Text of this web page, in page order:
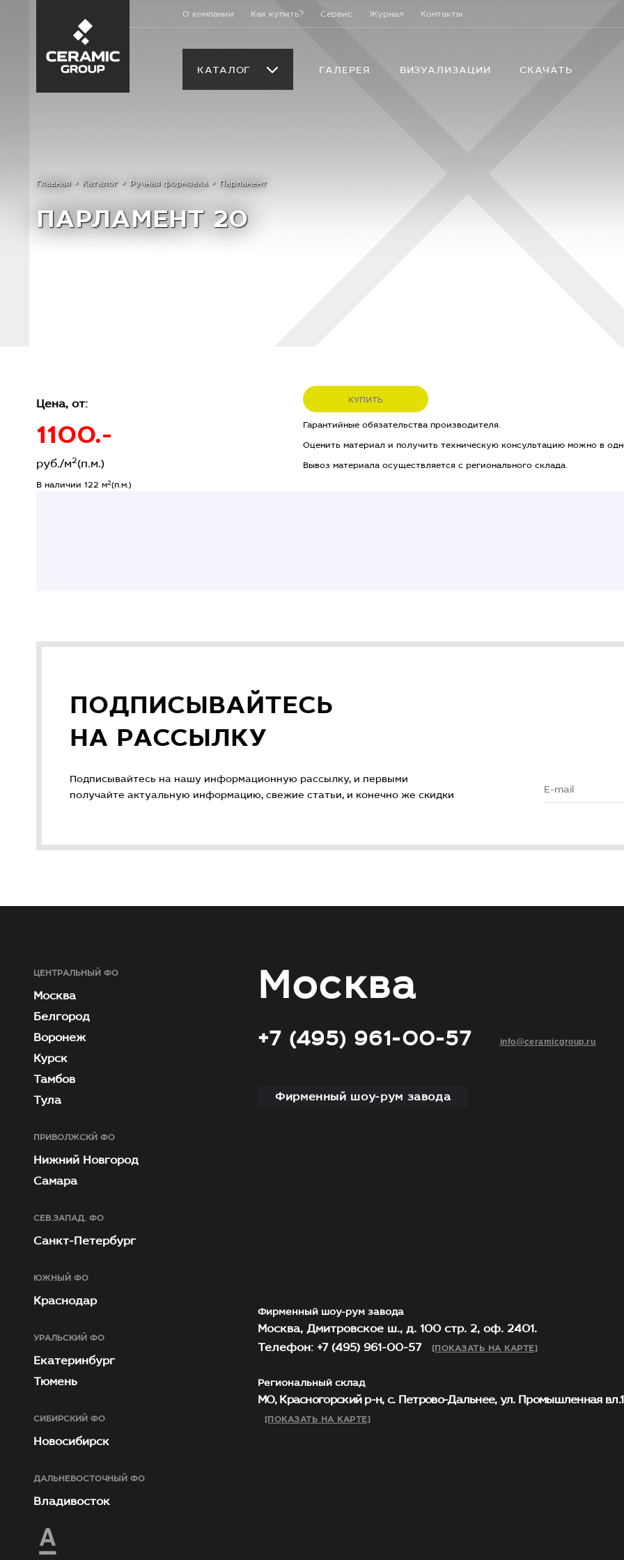
О компании Как купить? Сервис Журнал Контакты
КАТАЛОГ ГАЛЕРЕЯ ВИЗУАЛИЗАЦИИ СКАЧАТЬ
Главная Каталог Ручная формовка Парламент
ПАРЛАМЕНТ 20
Цена, от:
1100.-
руб./м2(п.м.)
В наличии 122 м2(п.м.)
КУПИТЬ
Гарантийные обязательства производителя.
Оценить материал и получить техническую консультацию можно в
Вывоз материала осуществляется с регионального склада.
ПОДПИСЫВАЙТЕСЬ
НА РАССЫЛКУ
Подписывайтесь на нашу информационную рассылку, и первыми
получайте актуальную информацию, свежие статьи, и конечно же скидки
ЦЕНТРАЛЬНЫЙ ФО
Москва
Белгород
Воронеж
Курск
Тамбов
Тула
ПРИВОЛЖСКЙ ФО
Нижний Новгород
Самара
СЕВ.ЗАПАД. ФО
Санкт-Петербург
ЮЖНЫЙ ФО
Краснодар
УРАЛЬСКИЙ ФО
Екатеринбург
Тюмень
СИБИРСКИЙ ФО
Новосибирск
ДАЛЬНЕВОСТОЧНЫЙ ФО
Владивосток
Москва
+7 (495) 961-00-57 info@ceramicgroup.ru
Фирменный шоу-рум завода
Фирменный шоу-рум завода
Москва, Дмитровское ш., д. 100 стр. 2, оф. 2401.
Телефон: +7 (495) 961-00-57
[ПОКАЗАТЬ НА КАРТЕ]
Региональный склад
МО, Красногорский р-н, с. Петрово-Дальнее, ул. Промышленная
[ПОКАЗАТЬ НА КАРТЕ]